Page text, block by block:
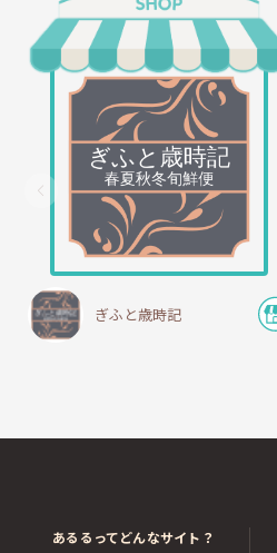
ぎふと歳時記
あるるってどんなサイト？